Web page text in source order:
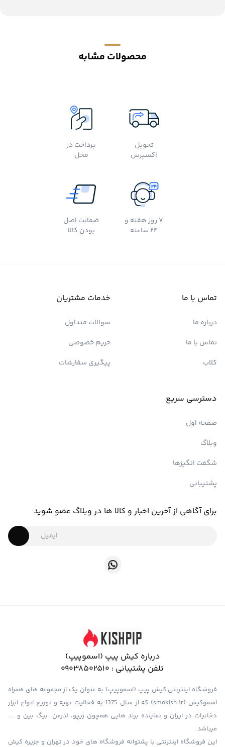
محصولات مشابه
تحویل
اکسپرس
پرداخت در
محل
7 روز هفته و
24 ساعته
ضمانت اصل
بودن کالا
تماس با ما
درباره ما
تماس با ما
کلاب
خدمات مشتریان
سوالات متداول
حریم خصوصی
پیگیری سفارشات
دسترسی سریع
صفحه اول
وبلاگ
شگفت انگیزها
پشتیبانی
برای آگاهی از آخرین اخبار و کالا ها در وبلاگ عضو شوید
درباره کیش پیپ (اسموپیپ)
تلفن پشتیبانی : 09038502510
فروشگاه اینترنتی کیش پیپ (اسموپیپ) به عنوان یک از مجموعه های همراه
اسموکیش (smokish.ir) که از سال 1375 به فعالیت تهیه و توزیع انواع ابزار
دخانیات در ایران و نماینده برند هایی همچون زیپو، لدرمن، بیگ بین و …
میباشد.
این فروشگاه اینترنتی با پشتوانه فروشگاه های خود در تهران و جزیره کیش